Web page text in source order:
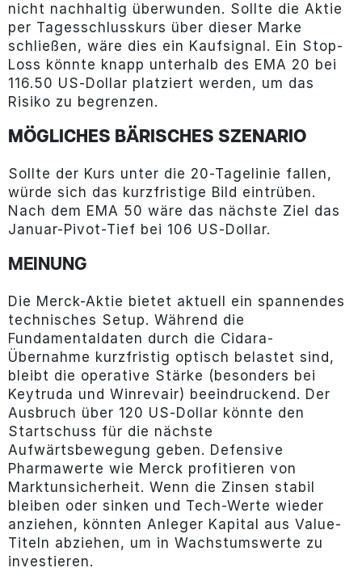
nicht nachhaltig überwunden. Sollte die Aktie
per Tagesschlusskurs über dieser Marke
schließen, wäre dies ein Kaufsignal. Ein Stop-
Loss könnte knapp unterhalb des EMA 20 bei
116.50 US-Dollar platziert werden, um das
Risiko zu begrenzen.
MÖGLICHES BÄRISCHES SZENARIO
Sollte der Kurs unter die 20-Tagelinie fallen,
würde sich das kurzfristige Bild eintrüben.
Nach dem EMA 50 wäre das nächste Ziel das
Januar-Pivot-Tief bei 106 US-Dollar.
MEINUNG
Die Merck-Aktie bietet aktuell ein spannendes
technisches Setup. Während die
Fundamentaldaten durch die Cidara-
Übernahme kurzfristig optisch belastet sind,
bleibt die operative Stärke (besonders bei
Keytruda und Winrevair) beeindruckend. Der
Ausbruch über 120 US-Dollar könnte den
Startschuss für die nächste
Aufwärtsbewegung geben. Defensive
Pharmawerte wie Merck profitieren von
Marktunsicherheit. Wenn die Zinsen stabil
bleiben oder sinken und Tech-Werte wieder
anziehen, könnten Anleger Kapital aus Value-
Titeln abziehen, um in Wachstumswerte zu
investieren.